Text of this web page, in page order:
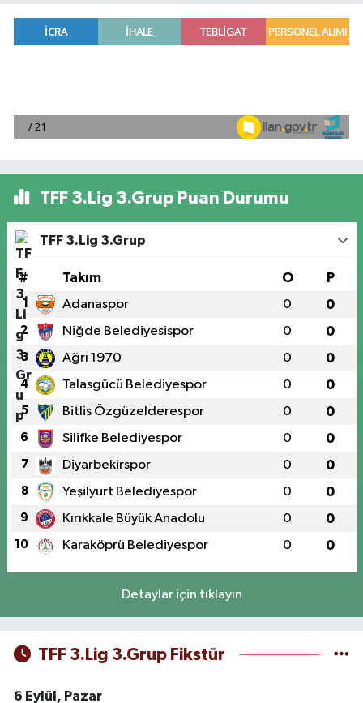
TFF 3.Lig 3.Grup Puan Durumu
TFF 3.Lig 3.Grup
# Takım O P
1 Adanaspor 0 0
2 Niğde Belediyesispor 0 0
3 Ağrı 1970 0 0
4 Talasgücü Belediyespor 0 0
5 Bitlis Özgüzelderespor 0 0
6 Silifke Belediyespor 0 0
7 Diyarbekirspor 0 0
8 Yeşilyurt Belediyespor 0 0
9 Kırıkkale Büyük Anadolu 0 0
10 Karaköprü Belediyespor 0 0
Detaylar için tıklayın
TFF 3.Lig 3.Grup Fikstür
6 Eylül, Pazar